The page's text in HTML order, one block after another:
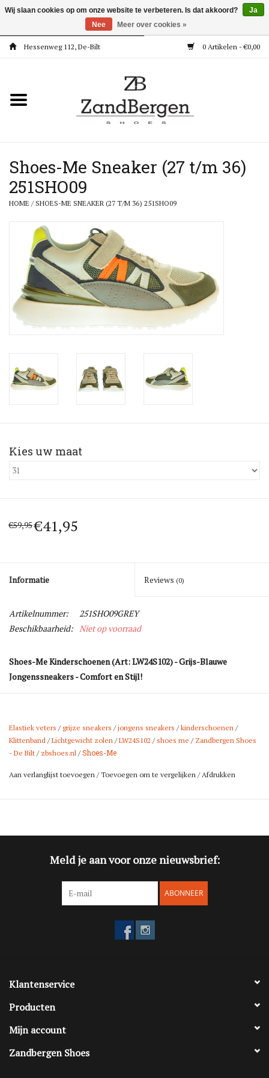
Hessenweg 112, De-Bilt 0 Artikelen - €0,00
Kleding
Meisjes
Jongens
Accessoires
Super Deals
Blog
Merken
Shoes-Me Sneaker (27 t/m 36)
251SHO09
HOME / SHOES-ME SNEAKER (27 T/M 36) 251SHO09
€59,95€41,95
Informatie Reviews (0)
Artikelnummer:
251SHO09GREY
Beschikbaarheid: Niet op voorraad
Shoes-Me Kinderschoenen (Art: LW24S102) - Grijs-Blauwe
Jongenssneakers - Comfort en Stijl!
combinatie zijn perfect voor jonge avonturiers!
Ontworpen met een lichtgewicht, soepele zool voor optimale
groeiende voeten nodig hebben. De lederen voering en het
Elastiek veters / grijze sneakers /jongens sneakers /kinderschoenen /
Klittenband /Lichtgewicht zolen /LW24S102 / shoes me / Zandbergen Shoes
- De Bilt / zbshoes.nl /Shoes-Me
Aan verlanglijst toevoegen /Toevoegen om te vergelijken / Afdrukken
Meld je aan voor onze nieuwsbrief:
ABONNEER
Klantenservice
Producten
Mijn account
Zandbergen Shoes
Wij slaan cookies op om onze website te verbeteren. Is dat akkoord?
Ja
Nee
Meer over cookies »